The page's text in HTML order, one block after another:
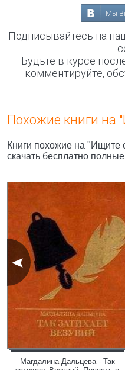
Мы
Подписывайтесь на
Будьте в курсе
комментируйте,
Похожие книги на
Книги похожие на "Ищите
скачать бесплатно
Магдалина Дальцева - Так